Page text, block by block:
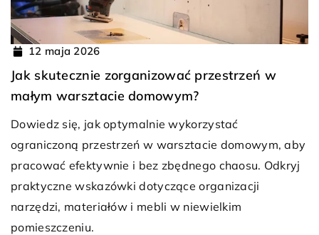
12 maja 2026
Jak skutecznie zorganizować przestrzeń w
małym warsztacie domowym?
Dowiedz się, jak optymalnie wykorzystać
ograniczoną przestrzeń w warsztacie domowym, aby
pracować efektywnie i bez zbędnego chaosu. Odkryj
praktyczne wskazówki dotyczące organizacji
narzędzi, materiałów i mebli w niewielkim
pomieszczeniu.